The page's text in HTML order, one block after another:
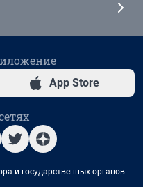
App Store
и государственных органов